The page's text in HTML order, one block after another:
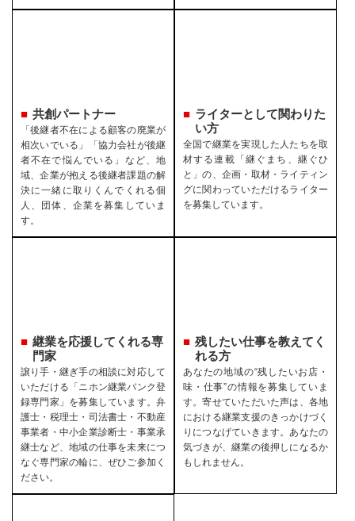
共創パートナー
「後継者不在による顧客の廃業が
相次いでいる」「協力会社が後継
者不在で悩んでいる」など、地
域、企業が抱える後継者課題の解
決に一緒に取りくんでくれる個
人、団体、企業を募集していま
す。
ライターとして関わりた
い方
全国で継業を実現した人たちを取
材する連載「継ぐまち、継ぐひ
と」の、企画・取材・ライティン
グに関わっていただけるライター
を募集しています。
継業を応援してくれる専
門家
譲り手・継ぎ手の相談に対応して
いただける「ニホン継業バンク登
録専門家」を募集しています。弁
護士・税理士・司法書士・不動産
事業者・中小企業診断士・事業承
継士など、地域の仕事を未来につ
なぐ専門家の輪に、ぜひご参加く
ださい。
残したい仕事を教えてく
れる方
あなたの地域の“残したいお店・
味・仕事”の情報を募集していま
す。寄せていただいた声は、各地
における継業支援のきっかけづく
りにつなげていきます。あなたの
気づきが、継業の後押しになるか
もしれません。